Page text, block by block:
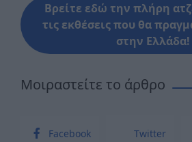
Βρείτε εδώ την πλήρη
τις εκθέσεις που θα
στην Ελλάδα!
Μοιραστείτε το άρθρο
Facebook Twitter